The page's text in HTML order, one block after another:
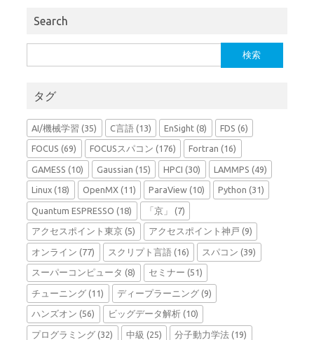
Search
索:
タグ
AI/機械学習 (35) C言語(13) EnSight (8) FDS (6)
FOCUS (69) FOCUSスパコン (176) Fortran (16)
GAMESS (10) Gaussian (15) HPCI (30) LAMMPS (49)
Linux (18) OpenMX(11) ParaView (10) Python (31)
Quantum ESPRESSO (18) 「京」 (7)
アクセスポイント東京 (5) アクセスポイント神戸 (9)
オンライン (77) スクリプト言語(16) スパコン (39)
スーパーコンピュータ (8) セミナー (51)
チューニング (11) ディープラーニング(9)
ハンズオン (56) ビッグデータ解析(10)
プログラミング (32) 中級 (25) 分子動力学法 (19)